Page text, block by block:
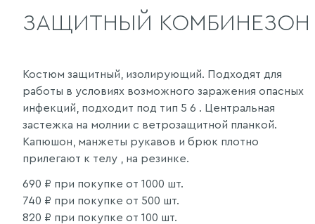
ЗАЩИТНЫЙ КОМБИНЕЗОН
Костюм защитный, изолирующий. Подходят для
работы в условиях возможного заражения опасных
инфекций, подходит под тип 5 6 . Центральная
застежка на молнии с ветрозащитной планкой.
Капюшон, манжеты рукавов и брюк плотно
прилегают к телу , на резинке.
690 ₽ при покупке от 1000 шт.
740 ₽ при покупке от 500 шт.
820 ₽ при покупке от 100 шт.